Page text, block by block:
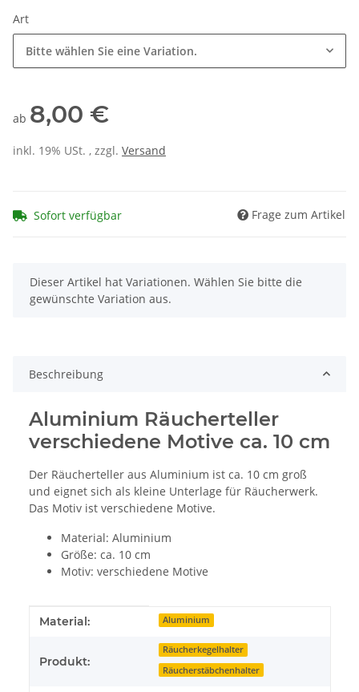
Art
Bitte wählen Sie eine Variation.
ab 8,00 €
inkl. 19% USt. , zzgl. Versand
Sofort verfügbar Frage zum Artikel
x
Dieser Artikel hat Variationen. Wählen Sie bitte die
gewünschte Variation aus.
Beschreibung
Aluminium Räucherteller
verschiedene Motive ca. 10 cm
Der Räucherteller aus Aluminium ist ca. 10 cm groß
und eignet sich als kleine Unterlage für Räucherwerk.
Das Motiv ist verschiedene Motive.
Material: Aluminium
Größe: ca. 10 cm
Motiv: verschiedene Motive
Produkteigenschaft
Wert
Material: Aluminium
Produkt:
Räucherkegelhalter
Räucherstäbchenhalter